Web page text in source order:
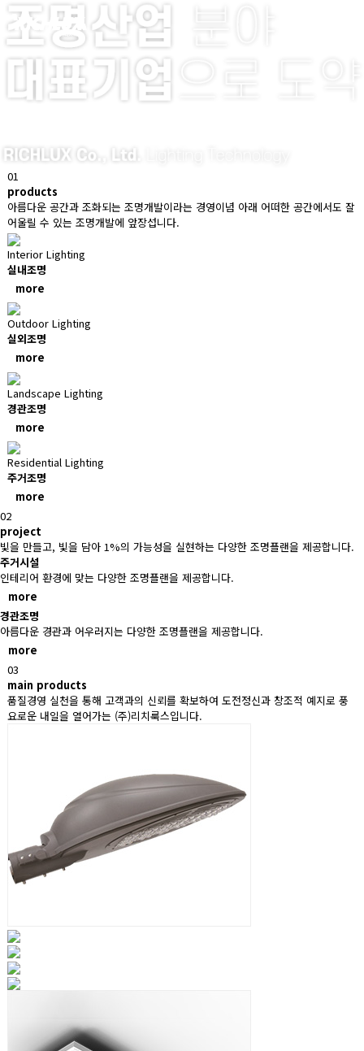
01
products
아름다운 공간과 조화되는 조명개발이라는 경영이념 아래 어떠한 공간에서도 잘
어울릴 수 있는 조명개발에 앞장섭니다.
Interior Lighting
실내조명
more
Outdoor Lighting
실외조명
more
Landscape Lighting
경관조명
more
Residential Lighting
주거조명
more
02
project
빛을 만들고, 빛을 담아 1%의 가능성을 실현하는 다양한 조명플랜을 제공합니다.
주거시설
인테리어 환경에 맞는 다양한 조명플랜을 제공합니다.
more
경관조명
아름다운 경관과 어우러지는 다양한 조명플랜을 제공합니다.
more
03
main products
품질경영 실천을 통해 고객과의 신뢰를 확보하여 도전정신과 창조적 예지로 풍
요로운 내일을 열어가는 (주)리치룩스입니다.